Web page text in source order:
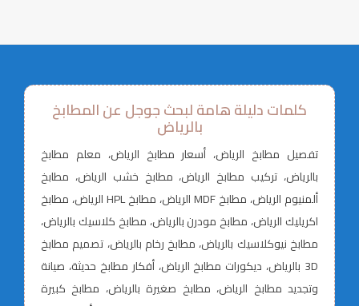
كلمات دليلة هامة لبحث جوجل عن المطابخ
بالرياض
تفصيل مطابخ الرياض، أسعار مطابخ الرياض، معلم مطابخ
بالرياض، تركيب مطابخ الرياض، مطابخ خشب الرياض، مطابخ
ألمنيوم الرياض، مطابخ MDF الرياض، مطابخ HPL الرياض، مطابخ
اكريليك الرياض، مطابخ مودرن بالرياض، مطابخ كلاسيك بالرياض،
مطابخ نيوكلاسيك بالرياض، مطابخ رخام بالرياض، تصميم مطابخ
3D بالرياض، ديكورات مطابخ الرياض، أفكار مطابخ حديثة، صيانة
وتجديد مطابخ الرياض، مطابخ صغيرة بالرياض، مطابخ كبيرة